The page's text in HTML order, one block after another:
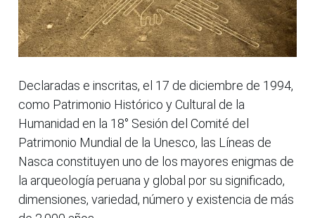
Declaradas e inscritas, el 17 de diciembre de 1994,
como Patrimonio Histórico y Cultural de la
Humanidad en la 18° Sesión del Comité del
Patrimonio Mundial de la Unesco, las Líneas de
Nasca constituyen uno de los mayores enigmas de
la arqueología peruana y global por su significado,
dimensiones, variedad, número y existencia de más